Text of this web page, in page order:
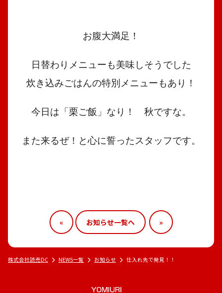
お腹大満足！
日替わりメニューも美味しそうでした
炊き込みごはんの特別メニューもあり！
今日は「栗ご飯」なり！ 秋ですな。
また来るぜ！と心に誓ったスタッフです。
« お知らせ一覧へ »
株式会社読売DC NEWS一覧 お知らせ 仕入れ先で発見！！